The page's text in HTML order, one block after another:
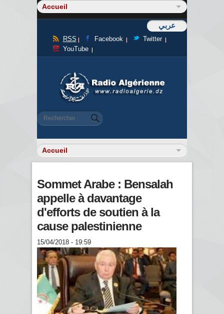
عربي
RSS Facebook
Twitter
YouTube
Formulaire de recherche
Rechercher
Sommet Arabe : Bensalah
appelle à davantage
d'efforts de soutien à la
cause palestinienne
15/04/2018 - 19:59